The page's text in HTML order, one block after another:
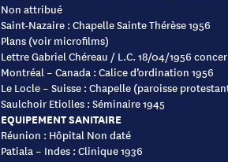
Non attribué
Saint-Nazaire : Chapelle Sainte Thérèse 1956
Plans (voir microfilms)
Lettre Gabriel Chéreau / L.C. 18/04/1956
Montréal – Canada : Calice d’ordination 1956
Le Locle – Suisse : Chapelle (paroisse
Saulchoir Etiolles : Séminaire 1945
EQUIPEMENT SANITAIRE
Réunion : Hôpital Non daté
Patiala – Indes : Clinique 1936